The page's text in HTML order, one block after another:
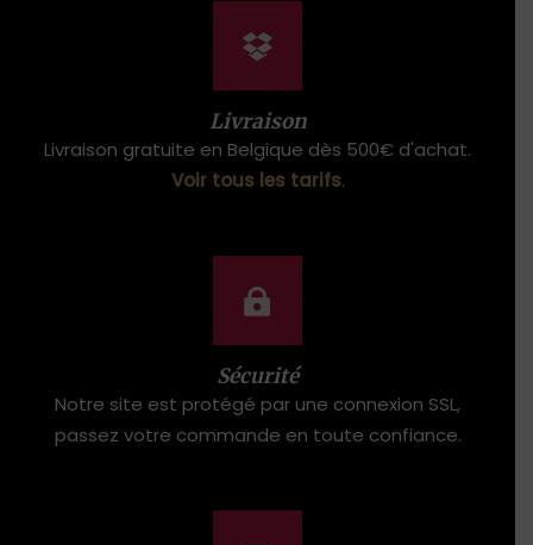
Livraison
Livraison gratuite en Belgique dès 500€ d'achat.
Voir tous les tarifs.
Sécurité
Notre site est protégé par une connexion SSL,
passez votre commande en toute confiance.